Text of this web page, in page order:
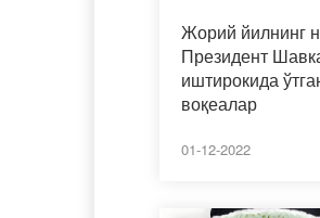
Жорий йилнинг
Президент
иштирокида
воқеалар
01-12-2022